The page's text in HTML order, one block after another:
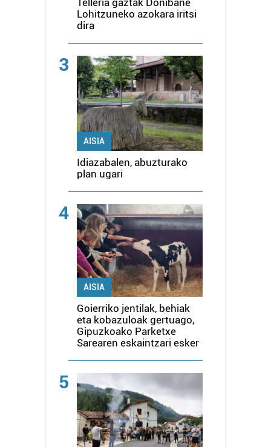
Telleria gaztak Donibane
Lohitzuneko azokara iritsi
dira
3
AISIA
Idiazabalen, abuzturako
plan ugari
4
AISIA
Goierriko jentilak, behiak
eta kobazuloak gertuago,
Gipuzkoako Parketxe
Sarearen eskaintzari esker
5